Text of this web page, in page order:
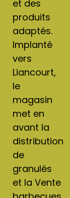
et des
produits
adaptés.
Implanté
vers
Liancourt,
le
magasin
met en
avant la
distribution
de
granulés
et la Vente